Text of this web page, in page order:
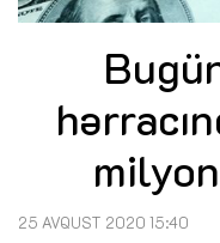
25 AVQUST 2020 15:40